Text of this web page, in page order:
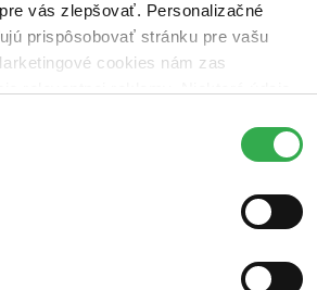
vás zlepšovať. Personalizačné
prispôsobovať stránku pre vašu
cookies nám zas
všetky tieto cookies. Ďakujeme!